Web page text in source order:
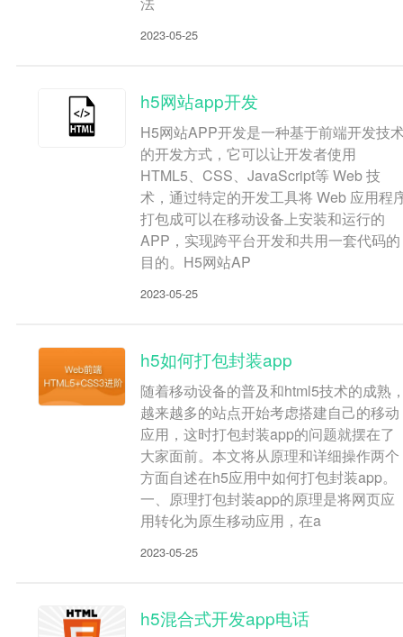
2023-05-25
h5网站app开发
H5网站APP开发是一种基于前端开发技
的开发方式，它可以让开发者使用
HTML5、CSS、JavaScript等 Web 技
术，通过特定的开发工具将 Web 应用程
打包成可以在移动设备上安装和运行的
APP，实现跨平台开发和共用一套代码的
目的。H5网站AP
2023-05-25
h5如何打包封装app
随着移动设备的普及和html5技术的成熟
越来越多的站点开始考虑搭建自己的移动
应用，这时打包封装app的问题就摆在了
大家面前。本文将从原理和详细操作两个
方面自述在h5应用中如何打包封装app。
一、原理打包封装app的原理是将网页应
用转化为原生移动应用，在a
2023-05-25
h5混合式开发app电话